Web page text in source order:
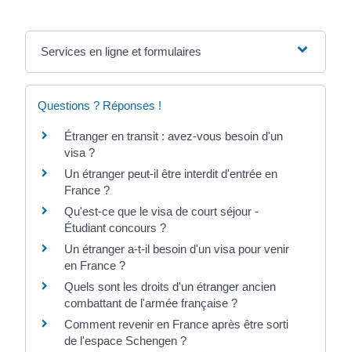
Services en ligne et formulaires
Questions ? Réponses !
Étranger en transit : avez-vous besoin d'un
visa ?
Un étranger peut-il être interdit d'entrée en
France ?
Qu'est-ce que le visa de court séjour -
Étudiant concours ?
Un étranger a-t-il besoin d'un visa pour venir
en France ?
Quels sont les droits d'un étranger ancien
combattant de l'armée française ?
Comment revenir en France après être sorti
de l'espace Schengen ?